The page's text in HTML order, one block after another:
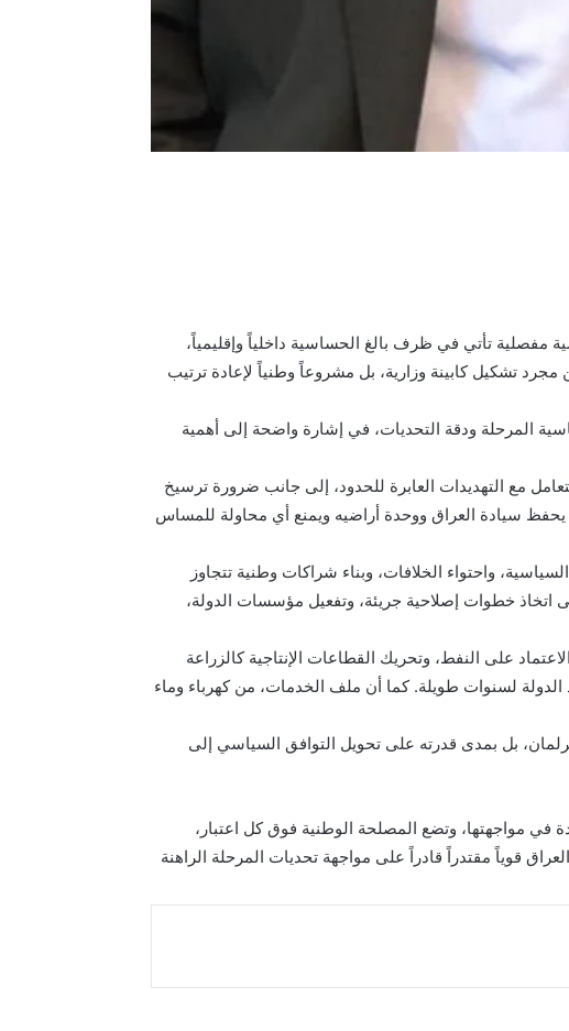
مفصلية تأتي في ظرف بالغ الحساسية داخلياً وإقليمياً،
تشكيل كابينة وزارية، بل مشروعاً وطنياً لإعادة ترتيب
المرحلة ودقة التحديات، في إشارة واضحة إلى أهمية
مع التهديدات العابرة للحدود، إلى جانب ضرورة ترسيخ
يحفظ سيادة العراق ووحدة أراضيه ويمنع أي محاولة للمساس
واحتواء الخلافات، وبناء شراكات وطنية تتجاوز
اتخاذ خطوات إصلاحية جريئة، وتفعيل مؤسسات الدولة،
على النفط، وتحريك القطاعات الإنتاجية كالزراعة
الدولة لسنوات طويلة. كما أن ملف الخدمات، من كهرباء وماء
بل بمدى قدرته على تحويل التوافق السياسي إلى
في مواجهتها، وتضع المصلحة الوطنية فوق كل اعتبار،
قوياً مقتدراً قادراً على مواجهة تحديات المرحلة الراهنة